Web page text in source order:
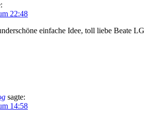
22:48
einfache Idee, toll liebe Beate LG
sagte:
14:58